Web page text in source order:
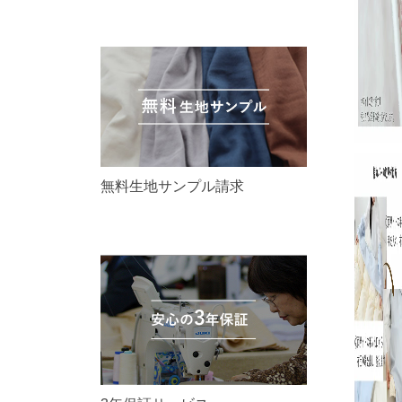
無料生地サンプル請求